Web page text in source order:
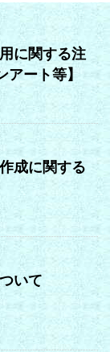
に関する注
ート等】
成に関する
いて